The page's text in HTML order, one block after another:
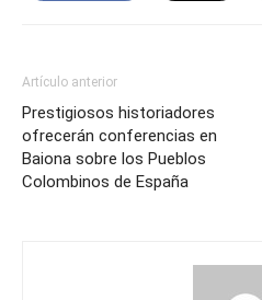
Artículo anterior
Prestigiosos historiadores
ofrecerán conferencias en
Baiona sobre los Pueblos
Colombinos de España